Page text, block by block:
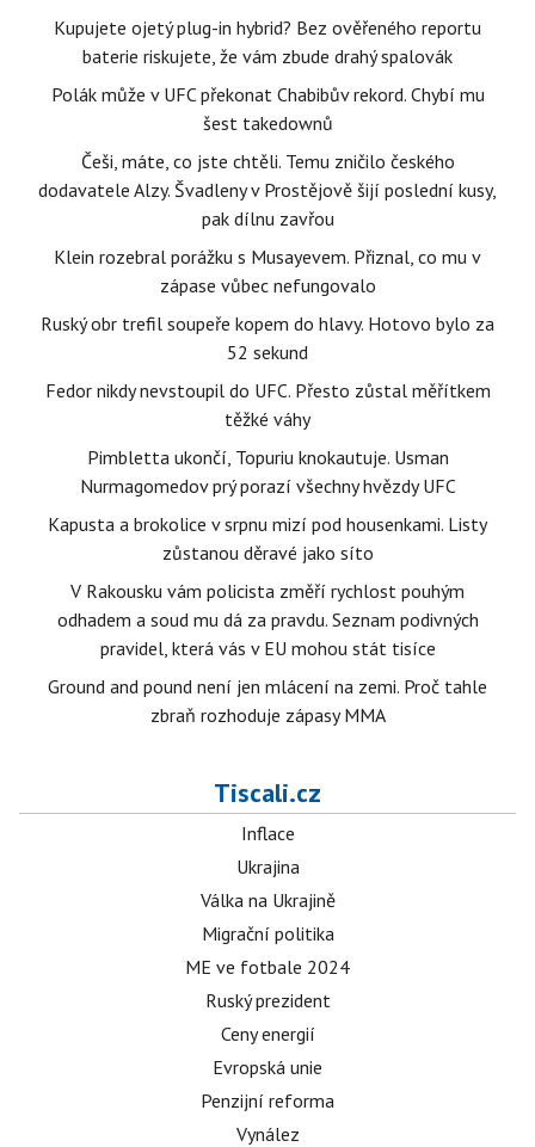
Kupujete ojetý plug-in hybrid? Bez ověřeného reportu
baterie riskujete, že vám zbude drahý spalovák
Polák může v UFC překonat Chabibův rekord. Chybí mu
šest takedownů
Češi, máte, co jste chtěli. Temu zničilo českého
dodavatele Alzy. Švadleny v Prostějově šijí poslední kusy,
pak dílnu zavřou
Klein rozebral porážku s Musayevem. Přiznal, co mu v
zápase vůbec nefungovalo
Ruský obr trefil soupeře kopem do hlavy. Hotovo bylo za
52 sekund
Fedor nikdy nevstoupil do UFC. Přesto zůstal měřítkem
těžké váhy
Pimbletta ukončí, Topuriu knokautuje. Usman
Nurmagomedov prý porazí všechny hvězdy UFC
Kapusta a brokolice v srpnu mizí pod housenkami. Listy
zůstanou děravé jako síto
V Rakousku vám policista změří rychlost pouhým
odhadem a soud mu dá za pravdu. Seznam podivných
pravidel, která vás v EU mohou stát tisíce
Ground and pound není jen mlácení na zemi. Proč tahle
zbraň rozhoduje zápasy MMA
Tiscali.cz
Inflace
Ukrajina
Válka na Ukrajině
Migrační politika
ME ve fotbale 2024
Ruský prezident
Ceny energií
Evropská unie
Penzijní reforma
Vynález